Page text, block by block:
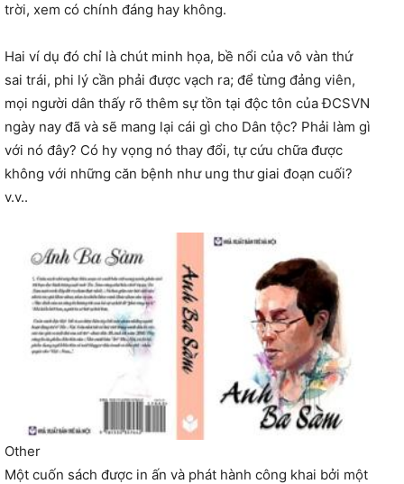
trời, xem có chính đáng hay không.
Hai ví dụ đó chỉ là chút minh họa, bề nổi của vô vàn thứ
sai trái, phi lý cần phải được vạch ra; để từng đảng viên,
mọi người dân thấy rõ thêm sự tồn tại độc tôn của ĐCSVN
ngày nay đã và sẽ mang lại cái gì cho Dân tộc? Phải làm gì
với nó đây? Có hy vọng nó thay đổi, tự cứu chữa được
không với những căn bệnh như ung thư giai đoạn cuối?
v.v..
Other
Một cuốn sách được in ấn và phát hành công khai bởi một